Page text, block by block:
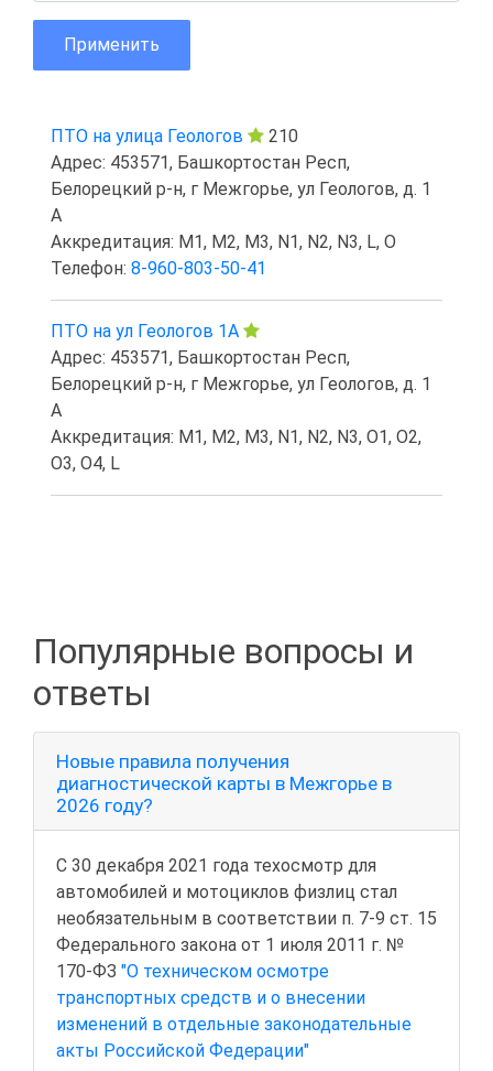
Применить
ПТО на улица Геологов
210
Адрес: 453571, Башкортостан Респ,
Белорецкий р-н, г Межгорье, ул Геологов, д. 1
А
Аккредитация: M1, M2, M3, N1, N2, N3, L, O
Телефон: 8-960-803-50-41
ПТО на ул Геологов 1А
Адрес: 453571, Башкортостан Респ,
Белорецкий р-н, г Межгорье, ул Геологов, д. 1
А
Аккредитация: M1, M2, M3, N1, N2, N3, O1, O2,
O3, O4, L
Популярные вопросы и
ответы
Новые правила получения
диагностической карты в Межгорье в
2026 году?
С 30 декабря 2021 года техосмотр для
автомобилей и мотоциклов физлиц стал
необязательным в соответствии п. 7-9 ст. 15
Федерального закона от 1 июля 2011 г. №
170-ФЗ "О техническом осмотре
транспортных средств и о внесении
изменений в отдельные законодательные
акты Российской Федерации"